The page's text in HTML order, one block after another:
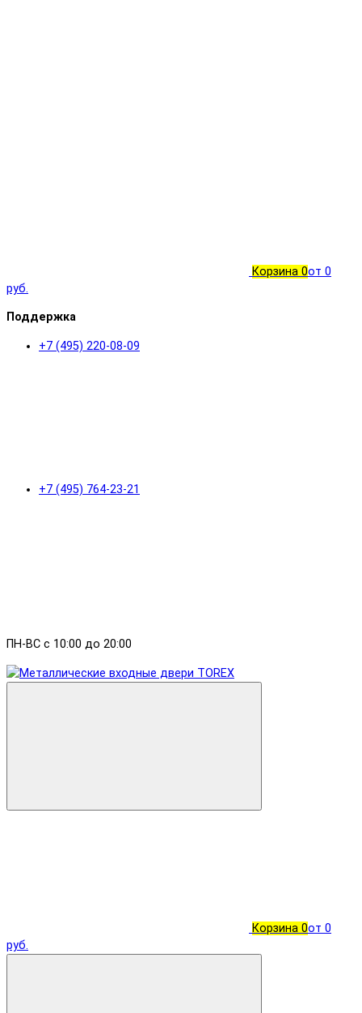
Корзина 0от 0
руб.
Поддержка
+7 (495) 220-08-09
+7 (495) 764-23-21
ПН-ВС с 10:00 до 20:00
Корзина 0от 0
руб.